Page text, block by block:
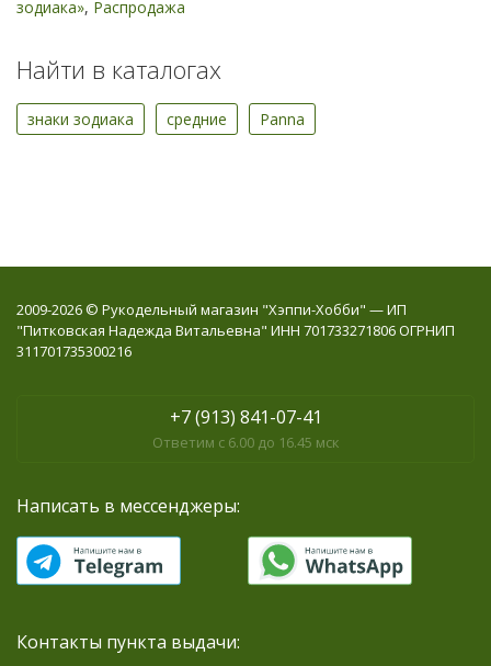
зодиака», Распродажа
Найти в каталогах
знаки зодиака средние Panna
2009-2026 © Рукодельный магазин "Хэппи-Хобби" — ИП
"Питковская Надежда Витальевна" ИНН 701733271806 ОГРНИП
311701735300216
+7 (913) 841-07-41
Ответим с 6.00 до 16.45 мск
Написать в мессенджеры:
Контакты пункта выдачи: